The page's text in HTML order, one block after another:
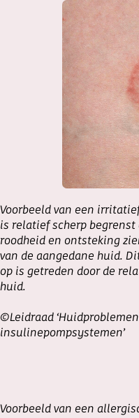
Voorbeeld van een
is relatief scherp
roodheid en ontsteking
van de aangedane huid.
op is getreden door de
huid.
©Leidraad
insulinepompsystemen’
Voorbeeld van een